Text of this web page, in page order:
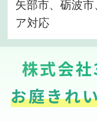
矢部市、砺波
ア対応
株式会
お庭きれ